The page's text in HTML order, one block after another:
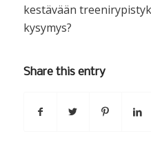
kestävään
kysymys?
Share this entry